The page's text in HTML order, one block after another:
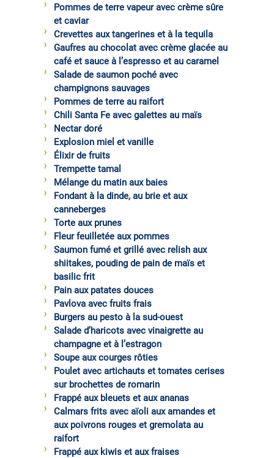
Pommes de terre vapeur avec crème sûre
et caviar
Crevettes aux tangerines et à la tequila
Gaufres au chocolat avec crème glacée au
café et sauce à l’espresso et au caramel
Salade de saumon poché avec
champignons sauvages
Pommes de terre au raifort
Chili Santa Fe avec galettes au maïs
Nectar doré
Explosion miel et vanille
Élixir de fruits
Trempette tamal
Mélange du matin aux baies
Fondant à la dinde, au brie et aux
canneberges
Torte aux prunes
Fleur feuilletée aux pommes
Saumon fumé et grillé avec relish aux
shiitakes, pouding de pain de maïs et
basilic frit
Pain aux patates douces
Pavlova avec fruits frais
Burgers au pesto à la sud-ouest
Salade d’haricots avec vinaigrette au
champagne et à l’estragon
Soupe aux courges rôties
Poulet avec artichauts et tomates cerises
sur brochettes de romarin
Frappé aux bleuets et aux ananas
Calmars frits avec aïoli aux amandes et
aux poivrons rouges et gremolata au
raifort
Frappé aux kiwis et aux fraises